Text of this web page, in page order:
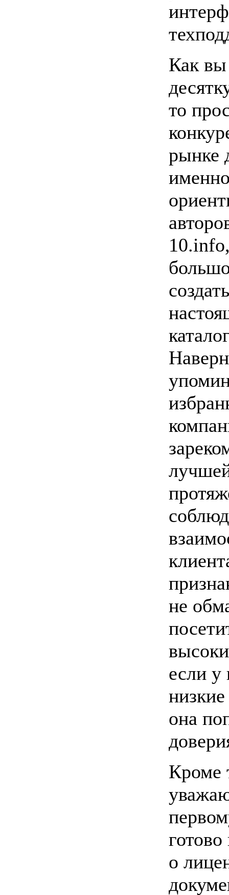
Как вы
то
рынке
не
если у
она
Кроме
о